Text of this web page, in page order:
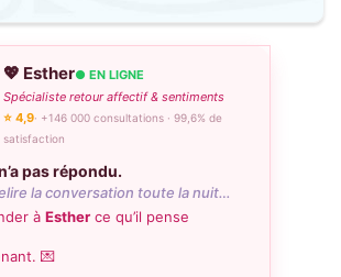
💖 Esther● EN LIGNE
Spécialiste retour affectif & sentiments
⭐ 4,9· +146 000 consultations · 99,6% de
satisfaction
pas répondu.
la conversation toute la nuit…
à Esther ce qu’il pense
💌